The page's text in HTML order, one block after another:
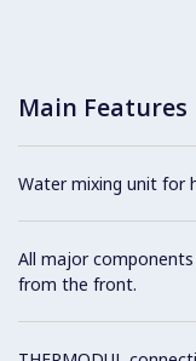
Main Features
Water mixing unit for
All major components
from the front.